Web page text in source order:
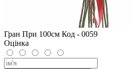
Гран При 100см Код - 0059
Оцінка